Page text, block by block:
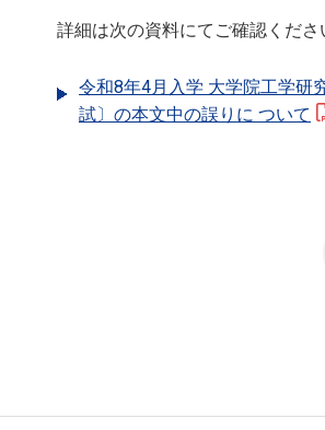
詳細は次の資料にてご確認くださ
令和8年4月入学 大学院工学研
試〕の本文中の誤りに ついて